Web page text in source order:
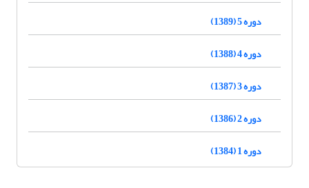
دوره 5 (1389)
دوره 4 (1388)
دوره 3 (1387)
دوره 2 (1386)
دوره 1 (1384)